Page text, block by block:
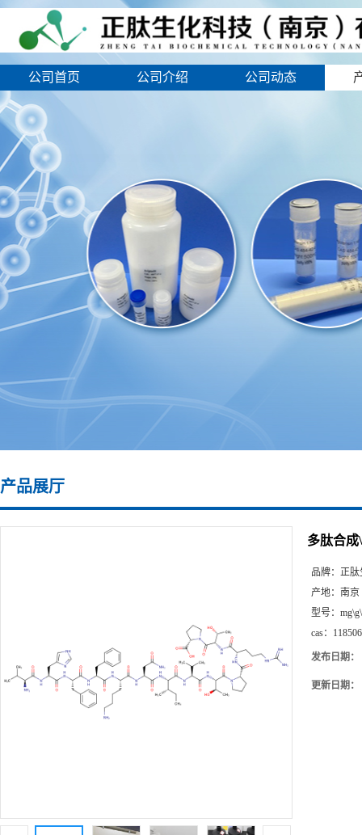
公司首页 公司介绍 公司动态
产品展厅
多肽合成
品牌： 正肽
产地： 南京
型号：
cas：
发布日期：
更新日期：